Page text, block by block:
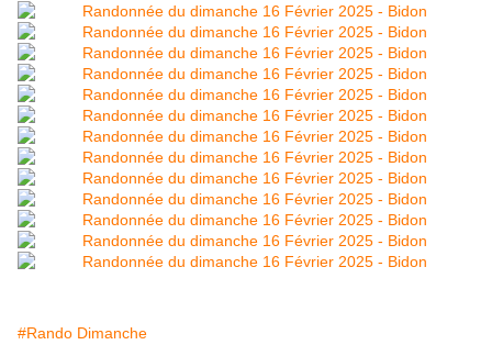
#Rando Dimanche